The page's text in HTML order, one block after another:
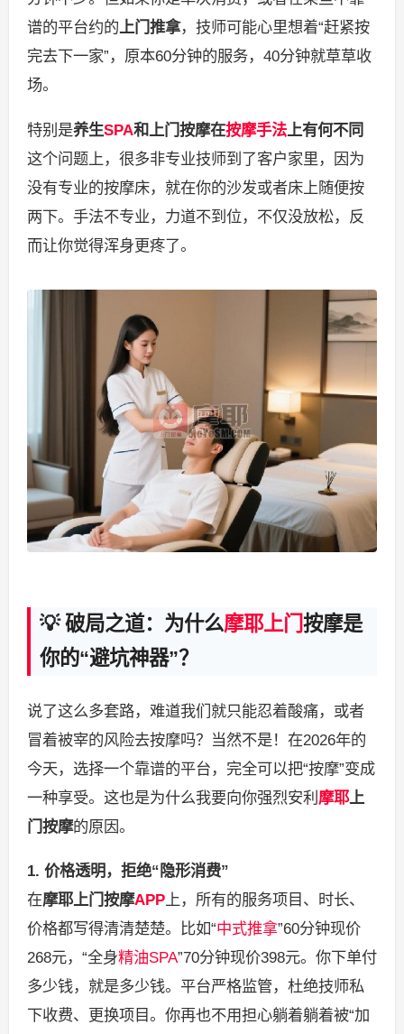
谱的平台约的上门推拿，技师可能心里想着“赶紧按
完去下一家”，原本60分钟的服务，40分钟就草草收
场。
特别是养生SPA和上门按摩在按摩手法上有何不同
这个问题上，很多非专业技师到了客户家里，因为
没有专业的按摩床，就在你的沙发或者床上随便按
两下。手法不专业，力道不到位，不仅没放松，反
而让你觉得浑身更疼了。
💡 破局之道：为什么摩耶上门 按摩是
你的“避坑神器”？
说了这么多套路，难道我们就只能忍着酸痛，或者
冒着被宰的风险去按摩吗？当然不是！在2026年的
今天，选择一个靠谱的平台，完全可以把“按摩”变成
一种享受。这也是为什么我要向你强烈安利 摩耶上
门按摩的原因。
1. 价格透明，拒绝“隐形消费”
在摩耶上门按摩APP上，所有的服务项目、时长、
价格都写得清清楚楚。比如“中式推拿”60分钟现价
268元，“全身精油SPA”70分钟现价398元。你下单付
多少钱，就是多少钱。平台严格监管，杜绝技师私
下收费、更换项目。你再也不用担心躺着躺着被“加